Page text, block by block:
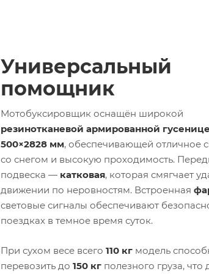
Универсальный
помощник
Мотобуксировщик оснащён широкой
резинотканевой армированной
500×2828 мм, обеспечивающей отличное
со снегом и высокую проходимость.
подвеска — катковая, которая смягчает
движении по неровностям. Встроенная
световые сигналы обеспечивают
поездках в темное время суток.
При сухом весе всего 110 кг модель
перевозить до 150 кг полезного груза, что